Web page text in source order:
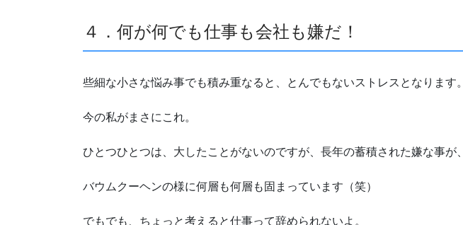
４．何が何でも仕事も会社も嫌だ！
些細な小さな悩み事でも積み重なると、とんでもないストレスとなります。
今の私がまさにこれ。
ひとつひとつは、大したことがないのですが、長年の蓄積された嫌な事が、
バウムクーヘンの様に何層も何層も固まっています（笑）
でもでも、ちょっと考えると仕事って辞められないよ。